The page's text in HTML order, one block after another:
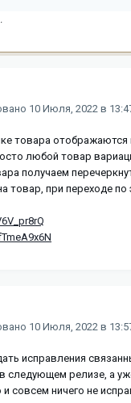
10 Июля, 2022 в
товара
любой товар
получаем
товар, при переходе
10 Июля, 2022 в
исправления
следующем релизе, а
совсем ничего не